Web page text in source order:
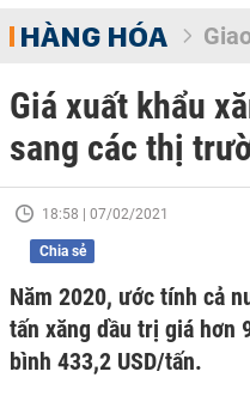
HÀNG HÓA
Giá xuất khẩu
sang các thị
18:58 | 07/02/2021
Chia sẻ
Năm 2020, ước tính cả
tấn xăng dầu trị giá hơn
bình 433,2 USD/tấn.